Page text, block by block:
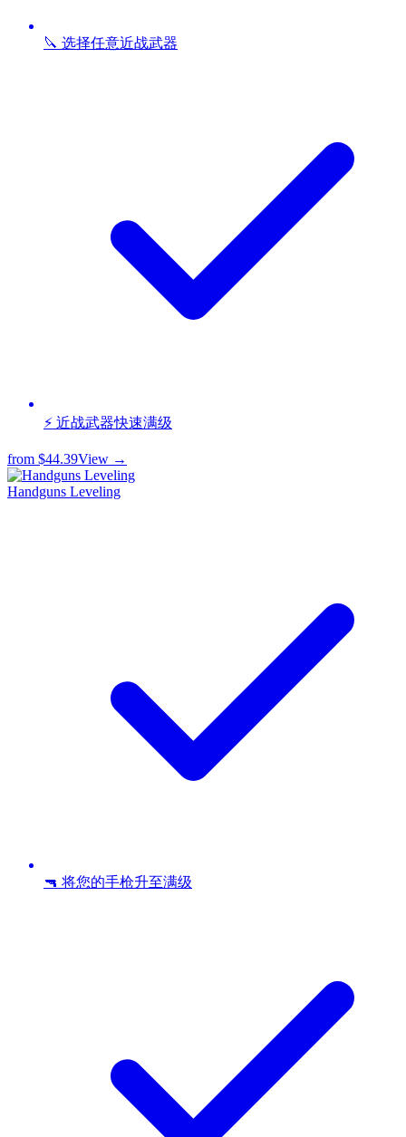
🔪 选择任意近战武器
⚡ 近战武器快速满级
from $44.39View →
Handguns Leveling
🔫 将您的手枪升至满级